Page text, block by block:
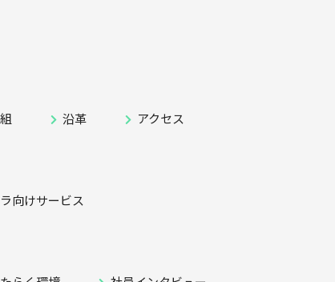
沿革 アクセス
向けサービス